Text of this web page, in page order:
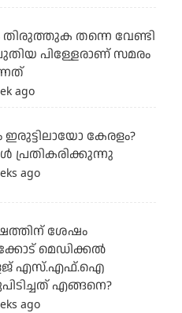
തിരുത്തുക തന്നെ വേണ്ടി
പിള്ളേരാണ് സമരം
ago
ഇരുട്ടിലായോ കേരളം?
പ്രതികരിക്കുന്നു
ago
ശേഷം
മെഡിക്കൽ
എസ്.എഫ്.ഐ
എങ്ങനെ?
ago